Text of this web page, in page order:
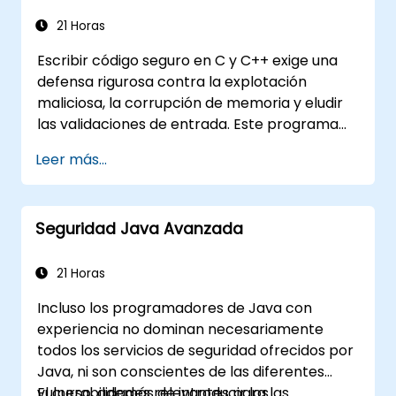
contra sistemas criptográficos
vulnerabilidades recientes relacionadas
Comprenderán los conceptos de
seguridad de los servicios web
Recibirán fuentes y lecturas adicionales
sobre prácticas de codificación segura
21 Horas
Escribir código seguro en C y C++ exige una
defensa rigurosa contra la explotación
maliciosa, la corrupción de memoria y eludir
las validaciones de entrada. Este programa
desbordamientos de búfer, uso tras liberación
(use-after-free), desbordamientos enteros y
confusión de tipos. Los participantes aplican
directrices de desarrollo seguro,
de programación defensiva para eliminar
entradas y ofrecer software endurecido
resistente a ciberataques.
Leer más...
Seguridad Java Avanzada
21 Horas
Incluso los programadores de Java con
experiencia no dominan necesariamente
todos los servicios de seguridad ofrecidos por
Java, ni son conscientes de las diferentes